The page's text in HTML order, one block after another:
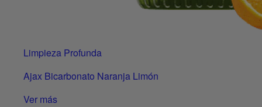
Limpieza Profunda
Ajax Bicarbonato Naranja Limón
Ver más